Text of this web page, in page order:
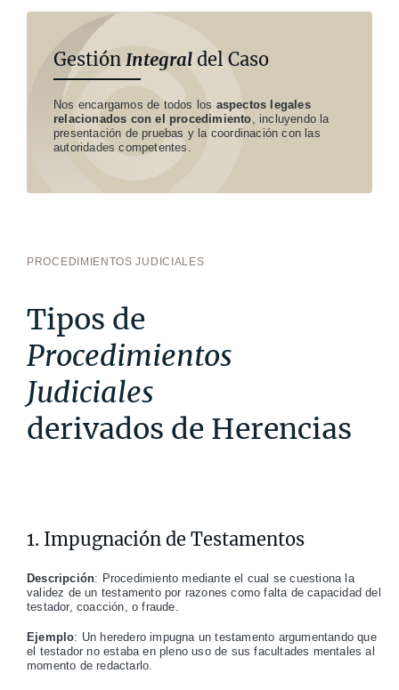
Gestión Integral del Caso
Nos encargamos de todos los aspectos legales
relacionados con el procedimiento , incluyendo la
presentación de pruebas y la coordinación con las
autoridades competentes.
PROCEDIMIENTOS JUDICIALES
Tipos de
Procedimientos
Judiciales
derivados de Herencias
1. Impugnación de Testamentos
Descripción: Procedimiento mediante el cual se cuestiona la
validez de un testamento por razones como falta de capacidad del
testador, coacción, o fraude.
Ejemplo: Un heredero impugna un testamento argumentando que
el testador no estaba en pleno uso de sus facultades mentales al
momento de redactarlo.